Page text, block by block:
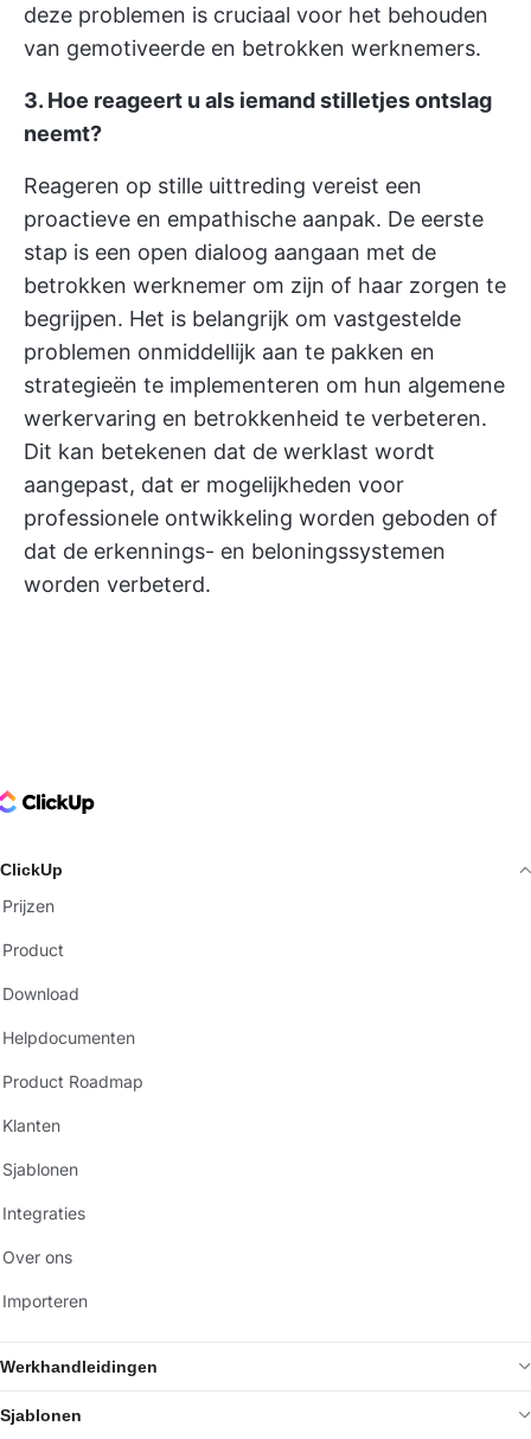
deze problemen is cruciaal voor het behouden
van gemotiveerde en betrokken werknemers.
3. Hoe reageert u als iemand stilletjes ontslag
neemt?
Reageren op stille uittreding vereist een
proactieve en empathische aanpak. De eerste
stap is een open dialoog aangaan met de
betrokken werknemer om zijn of haar zorgen te
begrijpen. Het is belangrijk om vastgestelde
problemen onmiddellijk aan te pakken en
strategieën te implementeren om hun algemene
werkervaring en betrokkenheid te verbeteren.
Dit kan betekenen dat de werklast wordt
aangepast, dat er mogelijkheden voor
professionele ontwikkeling worden geboden of
dat de erkennings- en beloningssystemen
worden verbeterd.
Logo
ClickUp
Prijzen
Product
Download
Helpdocumenten
Product Roadmap
Klanten
Sjablonen
Integraties
Over ons
Importeren
Werkhandleidingen
Sjablonen